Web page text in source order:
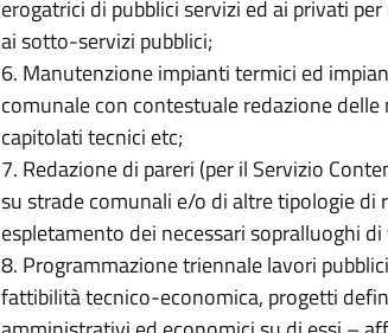
erogatrici di pubblici servizi ed ai privati
ai sotto-servizi pubblici;
6. Manutenzione impianti termici ed
comunale con contestuale redazione
capitolati tecnici etc;
7. Redazione di pareri (per il Servizio
su strade comunali e/o di altre tipologie
espletamento dei necessari sopralluoghi
8. Programmazione triennale lavori
fattibilità tecnico-economica, progetti